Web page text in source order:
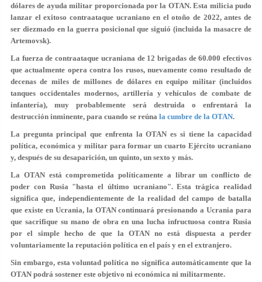
dólares de ayuda militar proporcionada por la OTAN. Esta milicia pudo
lanzar el exitoso contraataque ucraniano en el otoño de 2022, antes de
ser diezmado en la guerra posicional que siguió (incluida la masacre de
Artemovsk).
La fuerza de contraataque ucraniana de 12 brigadas de 60.000 efectivos
que actualmente opera contra los rusos, nuevamente como resultado de
decenas de miles de millones de dólares en equipo militar (incluidos
tanques occidentales modernos, artillería y vehículos de combate de
infantería), muy probablemente será destruida o enfrentará la
destrucción inminente, para cuando se reúna la cumbre de la OTAN.
La pregunta principal que enfrenta la OTAN es si tiene la capacidad
política, económica y militar para formar un cuarto Ejército ucraniano
y, después de su desaparición, un quinto, un sexto y más.
La OTAN está comprometida políticamente a librar un conflicto de
poder con Rusia "hasta el último ucraniano". Esta trágica realidad
significa que, independientemente de la realidad del campo de batalla
que existe en Ucrania, la OTAN continuará presionando a Ucrania para
que sacrifique su mano de obra en una lucha infructuosa contra Rusia
por el simple hecho de que la OTAN no está dispuesta a perder
voluntariamente la reputación política en el país y en el extranjero.
Sin embargo, esta voluntad política no significa automáticamente que la
OTAN podrá sostener este objetivo ni económica ni militarmente.